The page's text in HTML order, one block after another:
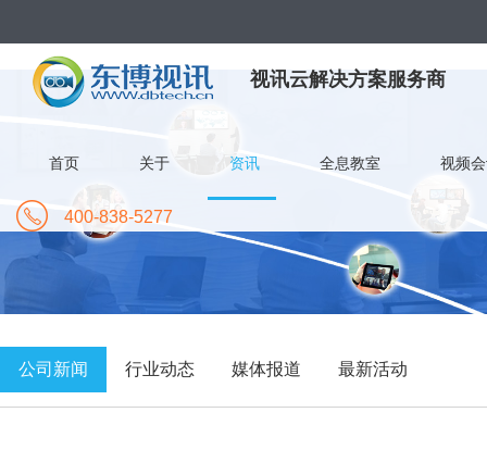
视讯云解决方案服务商
首页 关于 资讯 全息教室 视频
400-838-5277
公司新闻 行业动态 媒体报道 最新活动